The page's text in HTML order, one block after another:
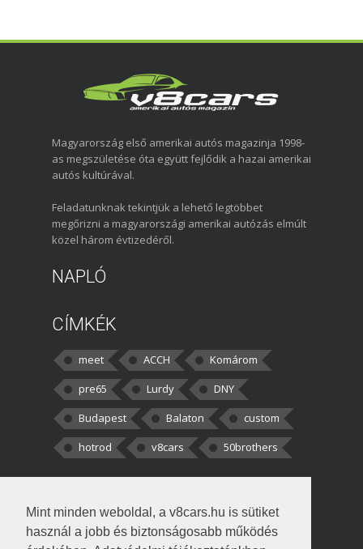
Mint minden weboldal, a v8cars.hu is sütiket
használ a jobb és biztonságosabb működés
Magyarország első amerikai autós magazinja 1998-
as megszületése óta együtt fejlődik a hazai amerikai
autós kultúrával.
Feladatunknak tekintjük a lehető legtöbbet
megőrizni a magyarországi amerikai autózás elmúlt
közel három évtizedéről.
NAPLÓ
CÍMKÉK
meet ACCH
Komárom
pre65
Lurdy
DNY
Budapest
Balaton
custom
hotrod
v8cars 50brothers
kortisz:Elszúrtam! Én csak két
darabbaal számoltam. Nem tudtam, hogy fél autót,